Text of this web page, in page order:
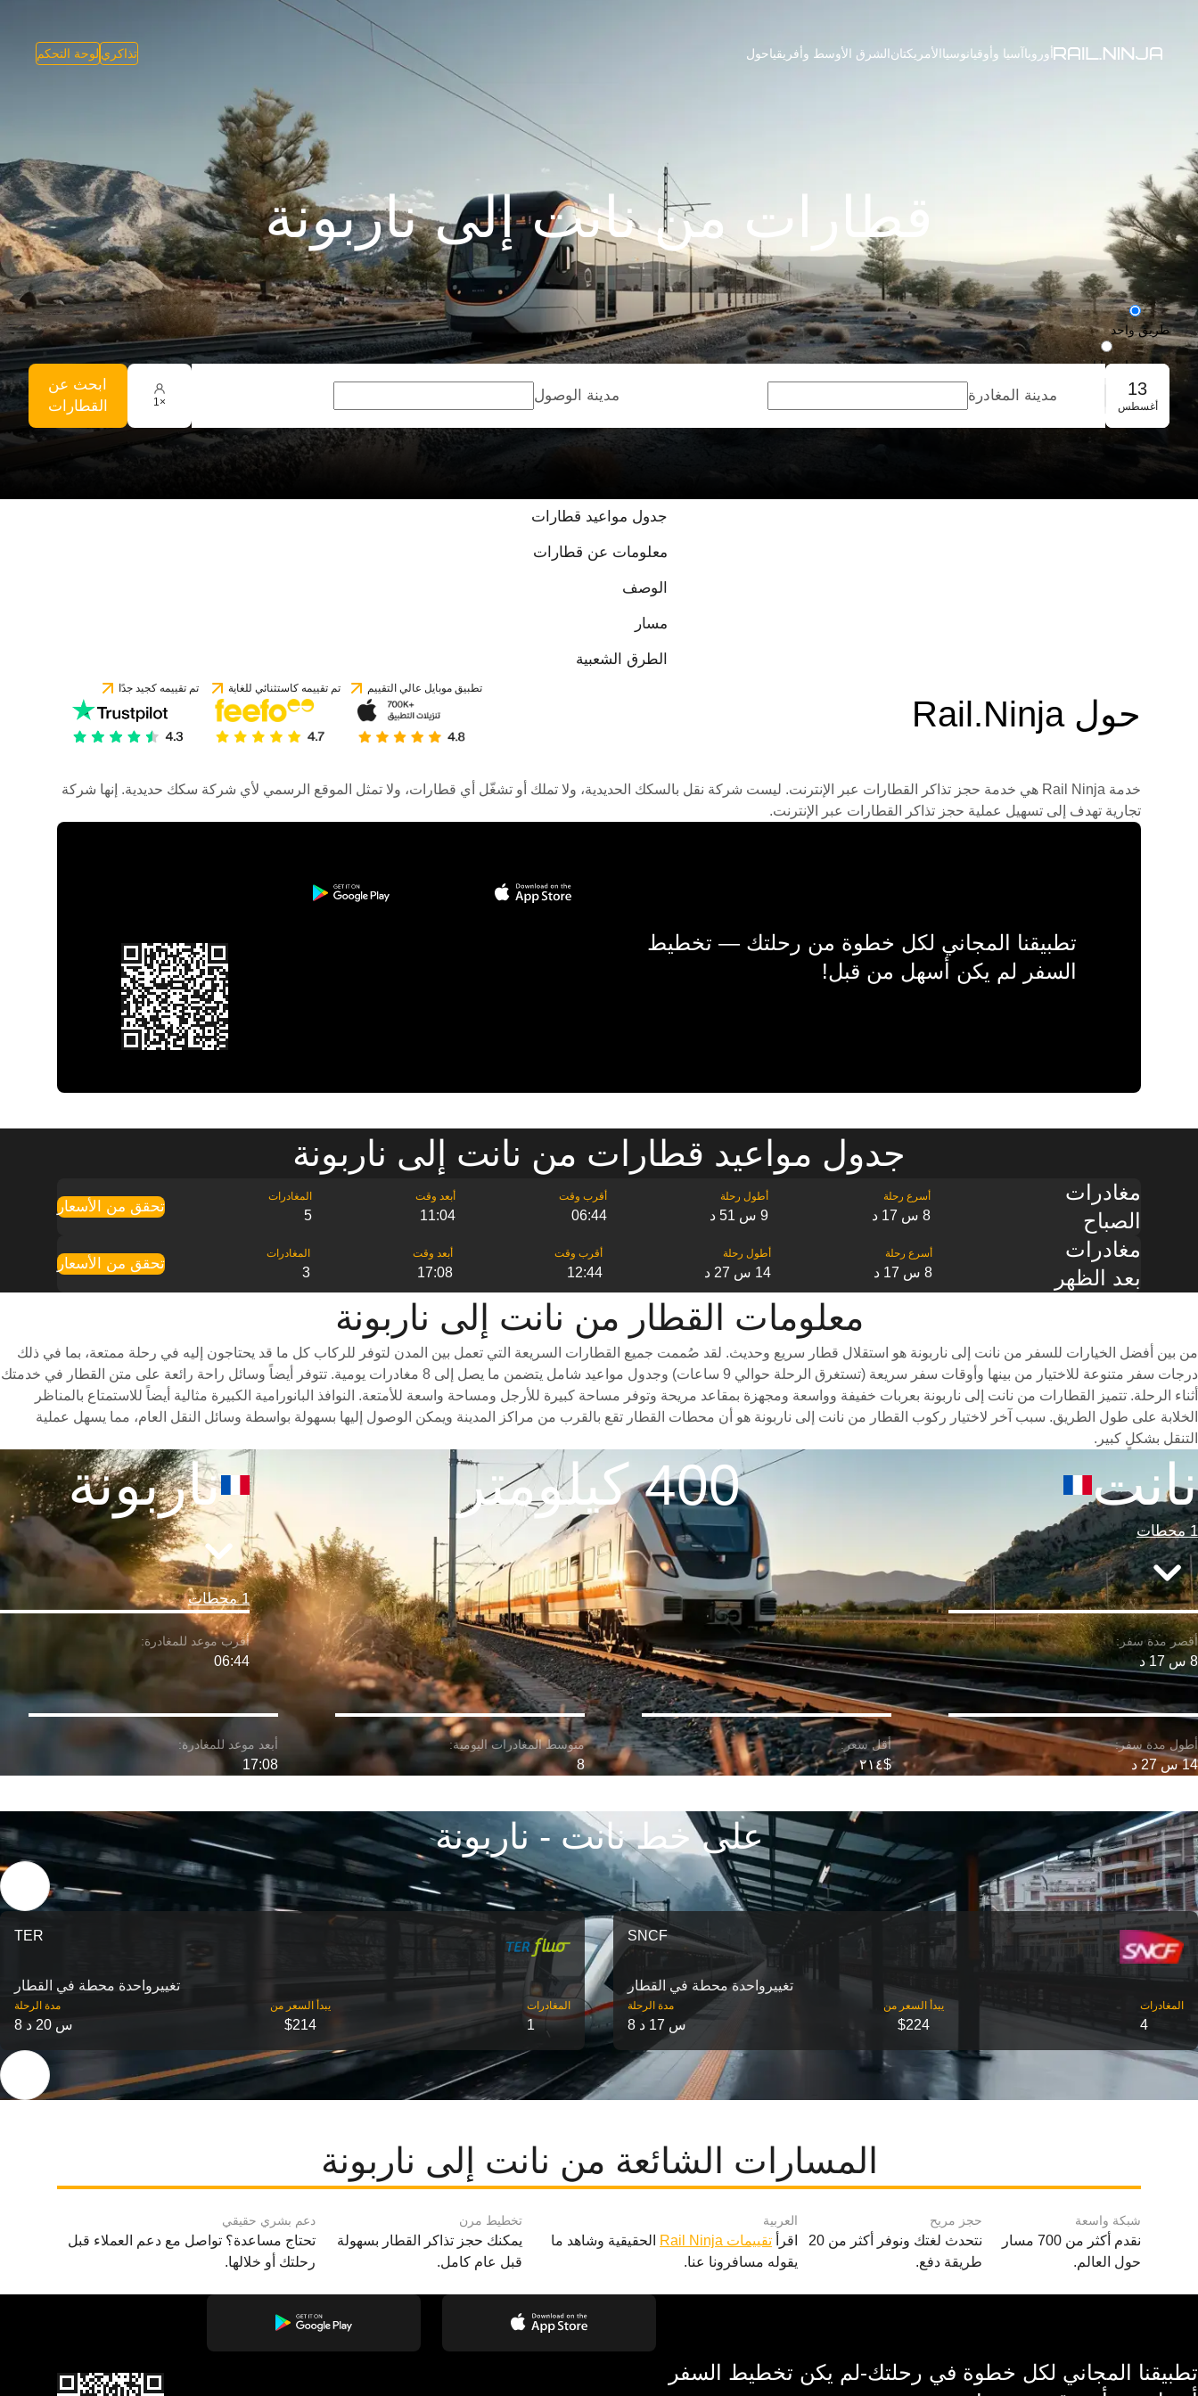
أوروبا آسيا وأوقيانوسيا الأمريكتان الشرق الأوسط وأفريقياحول تذاكري لوحة التحكم
قطارات من نانت إلى ناربونة
طريق واحد
رحلة ذهاب وإياب
الحجز الجماعي
13
أغسطس
مدينة المغادرة مدينة الوصول ×
1
ابحث عن
القطارات
جدول مواعيد قطارات
معلومات عن قطارات
الوصف
مسار
الطرق الشعبية
حول Rail.Ninja
تطبيق موبايل عالي التقييم تم تقييمه كاستثنائي للغاية تم تقييمه كجيد جدًا
خدمة Rail Ninja هي خدمة حجز تذاكر القطارات عبر الإنترنت. ليست شركة نقل بالسكك الحديدية، ولا تملك أو تشغّل أي قطارات، ولا تمثل الموقع الرسمي لأي شركة سكك حديدية. إنها شركة
تجارية تهدف إلى تسهيل عملية حجز تذاكر القطارات عبر الإنترنت.
تطبيقنا المجاني لكل خطوة من رحلتك — تخطيط
السفر لم يكن أسهل من قبل!
جدول مواعيد قطارات من نانت إلى ناربونة
مغادرات
الصباح
8 س 17 د 9 س 51 د 06:44
11:04
5
تحقق من الأسعار
مغادرات
بعد الظهر
8 س 17 د 14 س 27 د 12:44
17:08
3
تحقق من الأسعار
معلومات القطار من ‎نانت إلى ‎ناربونة
من بين أفضل الخيارات للسفر من نانت إلى ناربونة هو استقلال قطار سريع وحديث. لقد صُممت جميع القطارات السريعة التي تعمل بين المدن لتوفر للركاب كل ما قد يحتاجون إليه في رحلة ممتعة، بما في ذلك
درجات سفر متنوعة للاختيار من بينها وأوقات سفر سريعة (تستغرق الرحلة حوالي 9 ساعات) وجدول مواعيد شامل يتضمن ما يصل إلى 8 مغادرات يومية. تتوفر أيضاً وسائل راحة رائعة على متن القطار في خدمتك
أثناء الرحلة. تتميز القطارات من نانت إلى ناربونة بعربات خفيفة وواسعة ومجهزة بمقاعد مريحة وتوفر مساحة كبيرة للأرجل ومساحة واسعة للأمتعة. النوافذ البانورامية الكبيرة مثالية أيضاً للاستمتاع بالمناظر
الخلابة على طول الطريق. سبب آخر لاختيار ركوب القطار من نانت إلى ناربونة هو أن محطات القطار تقع بالقرب من مراكز المدينة ويمكن الوصول إليها بسهولة بواسطة وسائل النقل العام، مما يسهل عملية
التنقل بشكلٍ كبير.
نانت
1 محطات
400 كيلومتر ناربونة
1 محطات
8 س 17 د 06:44
14 س 27 د $٢١٤ 8
17:08
على خط نانت - ناربونة
TER
تغییرواحدة محطة في القطار
مدة الرحلة
8 س 20 د
‎يبدأ السعر من
$214
‎المغادرات
1
SNCF
تغییرواحدة محطة في القطار
مدة الرحلة
8 س 17 د
‎يبدأ السعر من
$224
‎المغادرات
4
المسارات الشائعة من نانت إلى ناربونة
شبكة واسعة
نقدم أكثر من 700 مسار
حول العالم.
حجز مريح
نتحدث لغتك ونوفر أكثر من 20
طريقة دفع.
العربية
اقرأ تقييمات Rail Ninja
الحقيقية وشاهد ما
يقوله مسافرونا عنا.
تخطيط مرن
يمكنك حجز تذاكر القطار بسهولة
قبل عام كامل.
دعم بشري حقيقي
تحتاج مساعدة؟ تواصل مع دعم العملاء قبل
رحلتك أو خلالها.
تطبيقنا المجاني لكل خطوة في رحلتك-لم يكن تخطيط السفر